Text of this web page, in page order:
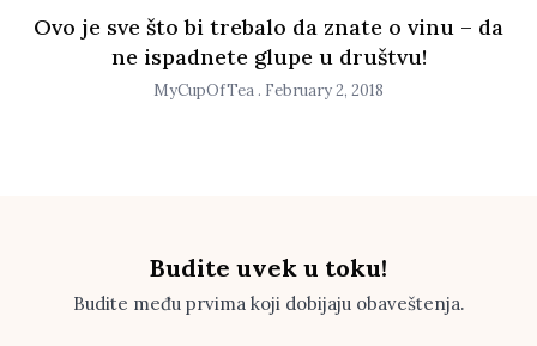
Ovo je sve što bi trebalo da znate o vinu – da
ne ispadnete glupe u društvu!
MyCupOfTea February 2, 2018
Budite uvek u toku!
Budite među prvima koji dobijaju obaveštenja.